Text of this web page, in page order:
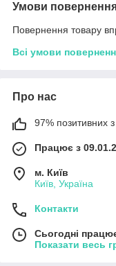
Умови
Повернення товару
Всі умови
Про нас
97% позитивних з
Працює з
м. Київ
Київ, Україна
Контакти
Сьогодні
Показати весь